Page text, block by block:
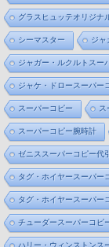
グラスヒュッテオリジナ
シーマスター ジャ
ジャガー・ルクルトスー
ジャケ・ドロースーパー
スーパーコピー ス
スーパーコピー腕時計
ゼニススーパーコピー代
タグ・ホイヤースーパー
タグ・ホイヤースーパー
チューダースーパーコピ